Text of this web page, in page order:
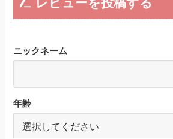
ニックネーム
年齢